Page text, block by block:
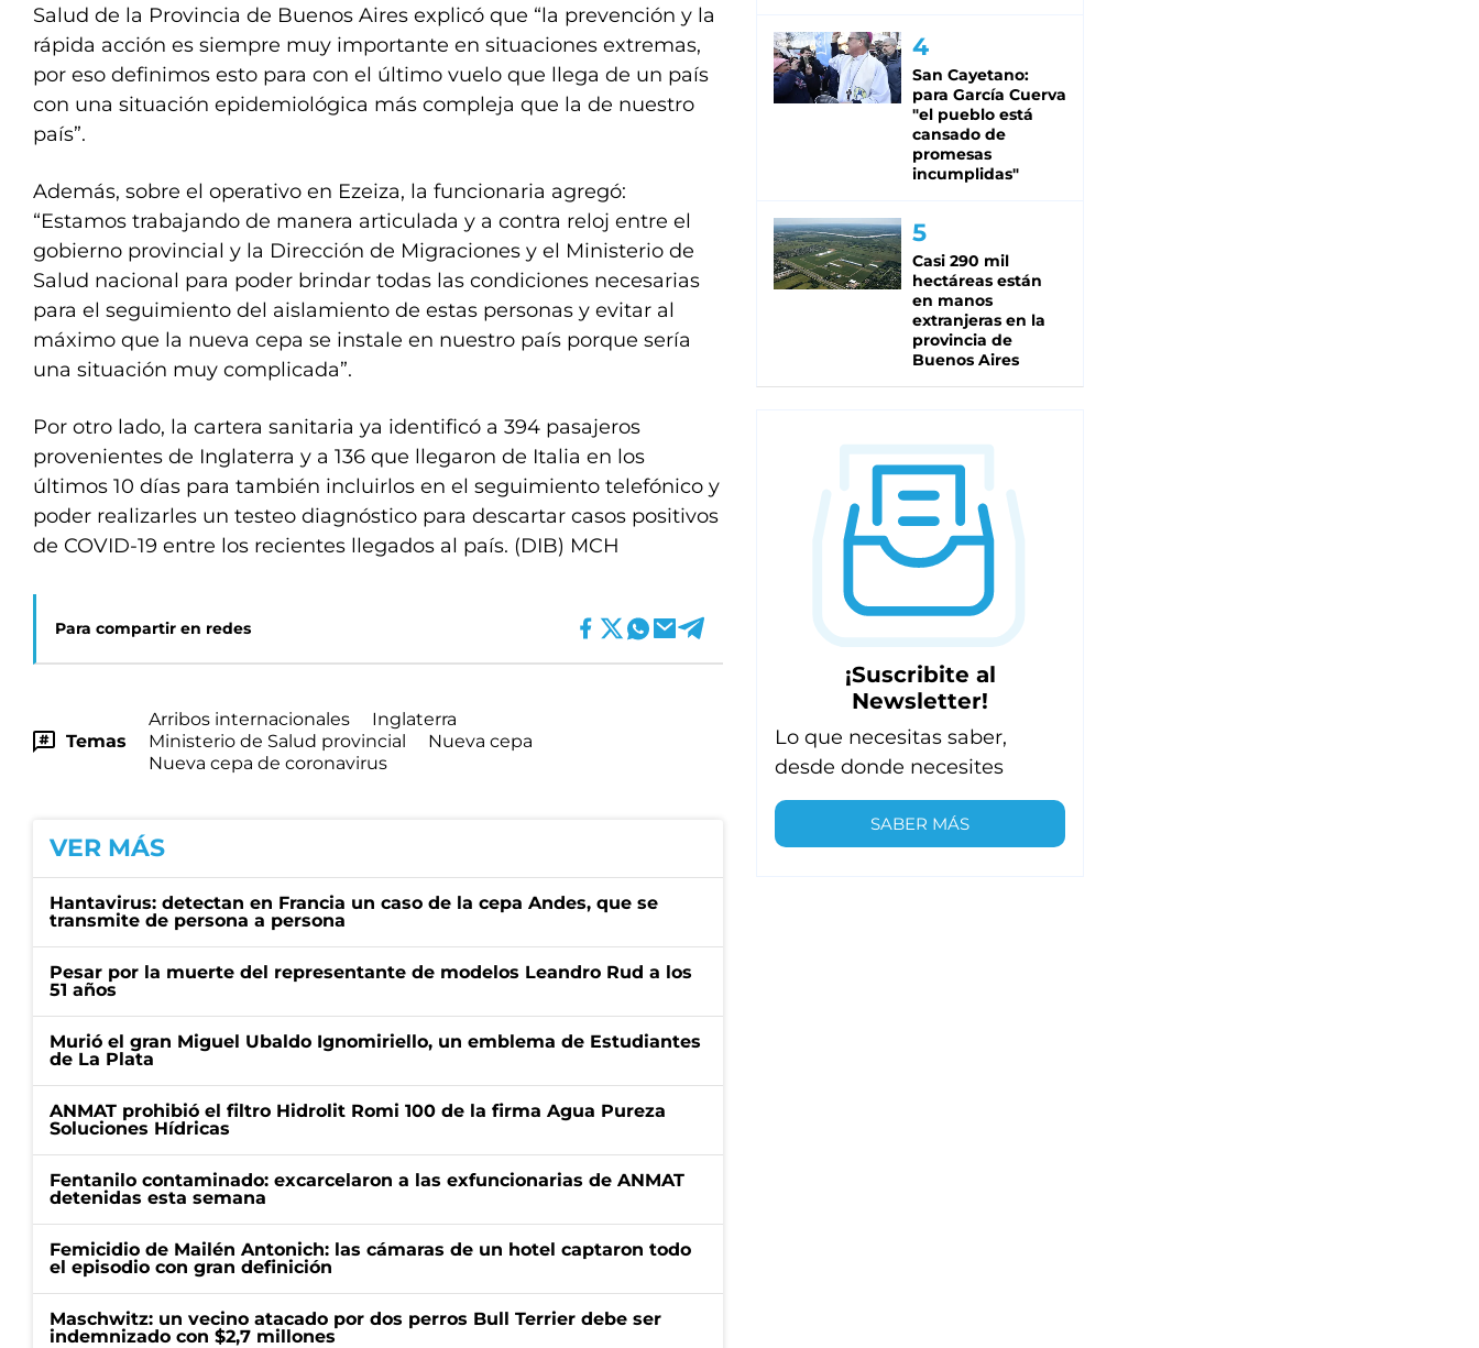
Salud de la Provincia de Buenos Aires explicó que “la prevención y la
rápida acción es siempre muy importante en situaciones extremas,
por eso definimos esto para con el último vuelo que llega de un país
con una situación epidemiológica más compleja que la de nuestro
país”.
Además, sobre el operativo en Ezeiza, la funcionaria agregó:
“Estamos trabajando de manera articulada y a contra reloj entre el
gobierno provincial y la Dirección de Migraciones y el Ministerio de
Salud nacional para poder brindar todas las condiciones necesarias
para el seguimiento del aislamiento de estas personas y evitar al
máximo que la nueva cepa se instale en nuestro país porque sería
una situación muy complicada”.
Por otro lado, la cartera sanitaria ya identificó a 394 pasajeros
provenientes de Inglaterra y a 136 que llegaron de Italia en los
últimos 10 días para también incluirlos en el seguimiento telefónico y
poder realizarles un testeo diagnóstico para descartar casos positivos
de COVID-19 entre los recientes llegados al país. (DIB) MCH
Para compartir en redes
Temas
Arribos internacionales
Inglaterra
Ministerio de Salud provincial
Nueva cepa
Nueva cepa de coronavirus
VER MÁS
Hantavirus: detectan en Francia un caso de la cepa Andes, que se
transmite de persona a persona
Pesar por la muerte del representante de modelos Leandro Rud a los
51 años
Murió el gran Miguel Ubaldo Ignomiriello, un emblema de Estudiantes
de La Plata
ANMAT prohibió el filtro Hidrolit Romi 100 de la firma Agua Pureza
Soluciones Hídricas
Fentanilo contaminado: excarcelaron a las exfuncionarias de ANMAT
detenidas esta semana
Femicidio de Mailén Antonich: las cámaras de un hotel captaron todo
el episodio con gran definición
Maschwitz: un vecino atacado por dos perros Bull Terrier debe ser
indemnizado con $2,7 millones
San Cayetano:
para García Cuerva
"el pueblo está
cansado de
promesas
incumplidas"
Casi 290 mil
hectáreas están
en manos
extranjeras en la
provincia de
Buenos Aires
¡Suscribite al
Newsletter!
Lo que necesitas saber,
desde donde necesites
SABER MÁS